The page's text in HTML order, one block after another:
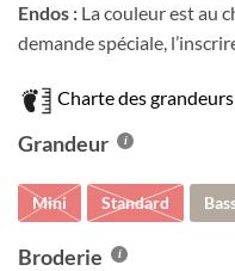
Endos : La couleur est au
demande spéciale,
Charte des
Grandeur
Mini Standard
Broderie